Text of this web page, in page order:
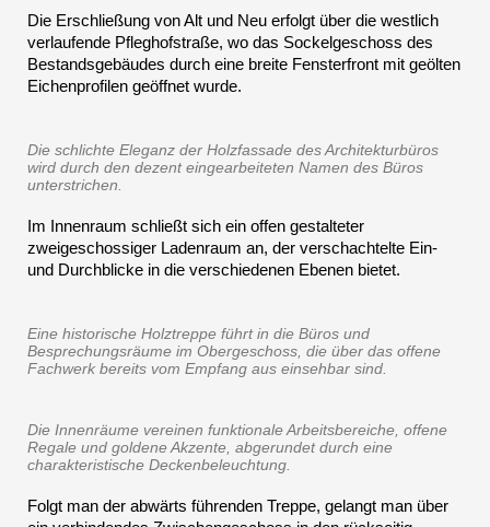
Die Erschließung von Alt und Neu erfolgt über die westlich
verlaufende Pfleghofstraße, wo das Sockelgeschoss des
Bestandsgebäudes durch eine breite Fensterfront mit geölten
Eichenprofilen geöffnet wurde.
Die schlichte Eleganz der Holzfassade des Architekturbüros
wird durch den dezent eingearbeiteten Namen des Büros
unterstrichen.
Im Innenraum schließt sich ein offen gestalteter
zweigeschossiger Ladenraum an, der verschachtelte Ein-
und Durchblicke in die verschiedenen Ebenen bietet.
Eine historische Holztreppe führt in die Büros und
Besprechungsräume im Obergeschoss, die über das offene
Fachwerk bereits vom Empfang aus einsehbar sind.
Die Innenräume vereinen funktionale Arbeitsbereiche, offene
Regale und goldene Akzente, abgerundet durch eine
charakteristische Deckenbeleuchtung.
Folgt man der abwärts führenden Treppe, gelangt man über